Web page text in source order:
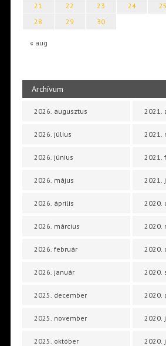
« aug
21
22 23 24 25
28
29 30
Archívum
2026. augusztus
2026. július
2026. június
2026. május
2026. április
2026. március
2026. február
2026. január
2025. december
2025. november
2025. október
2021.
2021.
2021.
2021.
2020.
2020.
2020.
2020.
2020.
2020.
2020.